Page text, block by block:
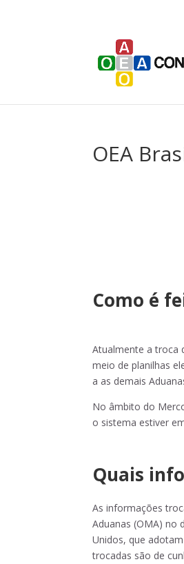
OEA
Como é
Atualmente a troca
meio de planilhas
a as demais
No âmbito do
o sistema estiver
Quais
As informações
Aduanas (OMA) no
Unidos, que
trocadas são de